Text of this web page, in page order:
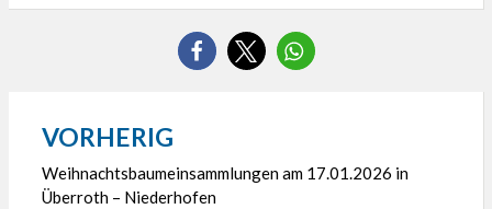
Beitragsnavigation
VORHERIG
Weihnachtsbaumeinsammlungen am 17.01.2026 in
Überroth – Niederhofen